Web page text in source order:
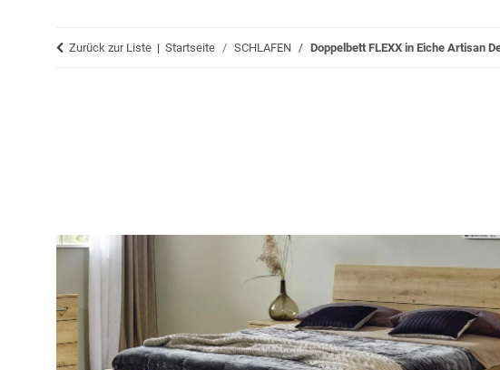
Zurück zur Liste Startseite SCHLAFEN Doppelbett FLEXX in Eiche Artisan